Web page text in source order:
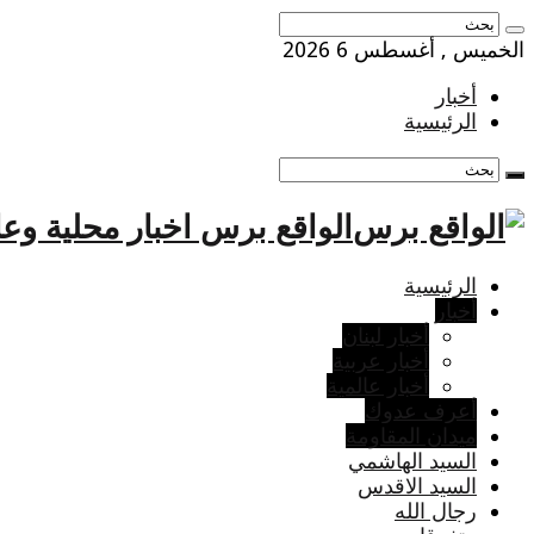
الخميس , أغسطس 6 2026
أخبار
الرئيسية
الواقع برس اخبار محلية
الرئيسية
أخبار
أخبار لبنان
أخبار عربية
أخبار عالمية
أعرف عدوك
ميدان المقاومة
السيد الهاشمي
السيد الاقدس
رجال الله